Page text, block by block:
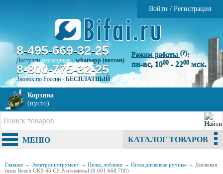
Войти / Регистрация
8-495-669-32-25
Доступенмессенджер-whatsapp (вотсап)
8-800-775-32-25
Звонок по России - БЕСПЛАТНЫЙ
Режим работы (?):
пн-вс, 1000 - 2200 мск.
Корзина
(пусто)
МЕНЮ КАТАЛОГ ТОВАРОВ
Главная → Электроинструмент → Пилы, лобзики → Пилы дисковые ручные → Дисковая
пила Bosch GKS 65 CE Professional (0.601.668.700)